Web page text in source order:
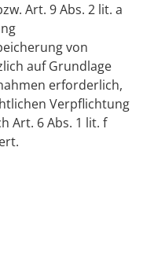
Art. 9 Abs. 2 lit. a
von
auf Grundlage
erforderlich,
Verpflichtung
Art. 6 Abs. 1 lit. f